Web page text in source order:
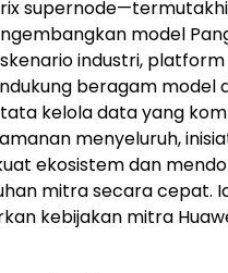
model
industri, platform
beragam model
kelola data yang
menyeluruh,
ekosistem dan
mitra secara cepat.
kebijakan mitra